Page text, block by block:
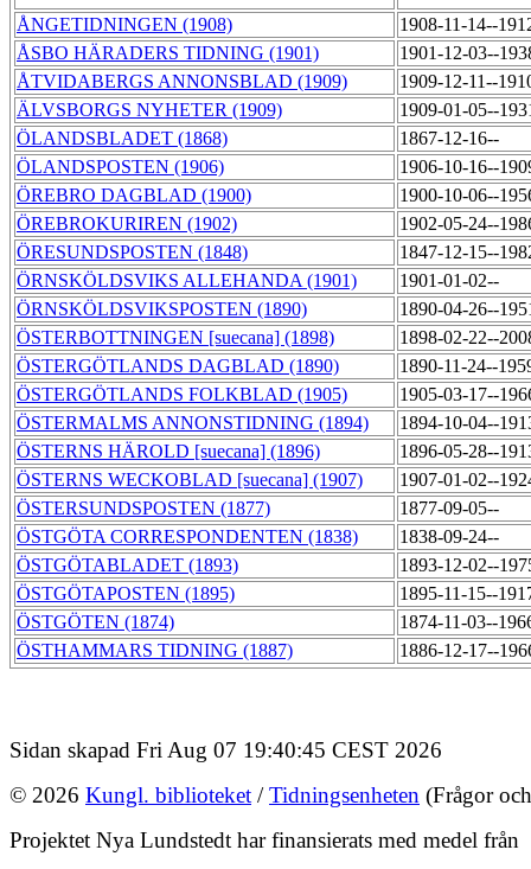
ÅNGETIDNINGEN (1908)
1908-11-14--
ÅSBO HÄRADERS TIDNING (1901)
1901-12-03--
ÅTVIDABERGS ANNONSBLAD (1909)
1909-12-11--
ÄLVSBORGS NYHETER (1909)
1909-01-05--
ÖLANDSBLADET (1868)
1867-12-16--
ÖLANDSPOSTEN (1906)
1906-10-16--
ÖREBRO DAGBLAD (1900)
1900-10-06--
ÖREBROKURIREN (1902)
1902-05-24--
ÖRESUNDSPOSTEN (1848)
1847-12-15--
ÖRNSKÖLDSVIKS ALLEHANDA (1901)
1901-01-02--
ÖRNSKÖLDSVIKSPOSTEN (1890)
1890-04-26--
ÖSTERBOTTNINGEN [suecana] (1898)
1898-02-22--
ÖSTERGÖTLANDS DAGBLAD (1890)
1890-11-24--
ÖSTERGÖTLANDS FOLKBLAD (1905)
1905-03-17--
ÖSTERMALMS ANNONSTIDNING (1894)
1894-10-04--
ÖSTERNS HÄROLD [suecana] (1896)
1896-05-28--
ÖSTERNS WECKOBLAD [suecana] (1907)
1907-01-02--
ÖSTERSUNDSPOSTEN (1877)
1877-09-05--
ÖSTGÖTA CORRESPONDENTEN (1838)
1838-09-24--
ÖSTGÖTABLADET (1893)
1893-12-02--
ÖSTGÖTAPOSTEN (1895)
1895-11-15--
ÖSTGÖTEN (1874)
1874-11-03--
ÖSTHAMMARS TIDNING (1887)
1886-12-17--
Sidan skapad Fri Aug 07 19:40:45 CEST 2026
© 2026 Kungl. biblioteket /Tidningsenheten (Frågor
Projektet Nya Lundstedt har finansierats med medel från